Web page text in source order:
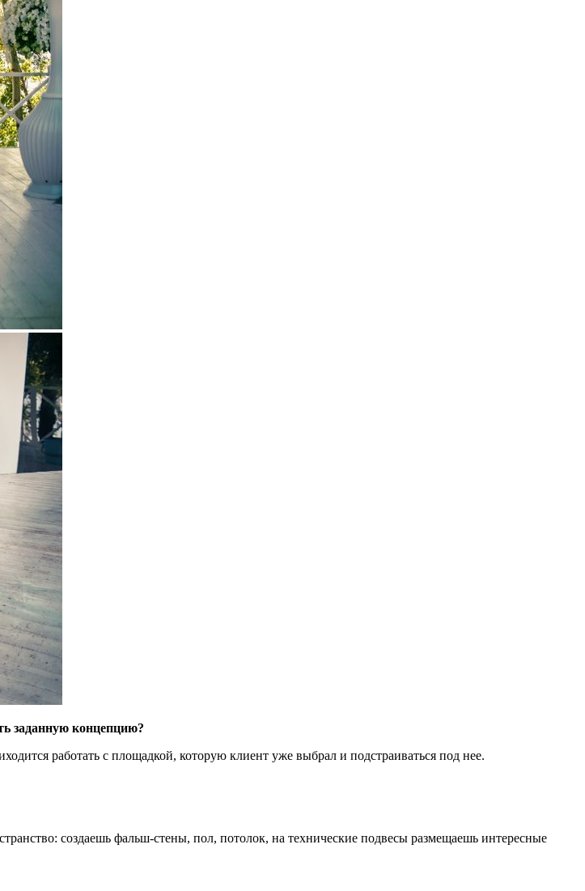
заданную концепцию?
работать с площадкой, которую клиент уже выбрал и подстраиваться под нее.
создаешь фальш-стены, пол, потолок, на технические подвесы размещаешь интересные